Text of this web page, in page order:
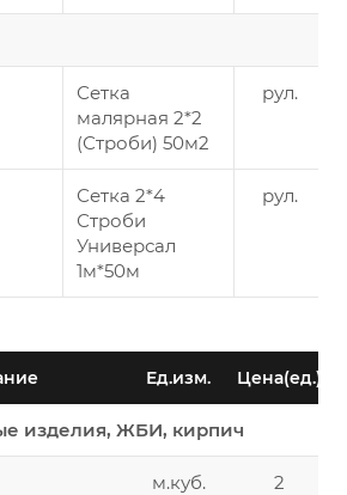
Сетка
малярная 2*2
(Строби) 50м2
рул.
Сетка 2*4
Строби
Универсал
1м*50м
рул.
Ед.изм. Цена(ед.)
изделия, ЖБИ, кирпич
м.куб.
2